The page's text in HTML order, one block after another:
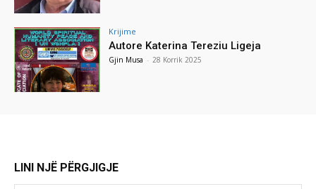
Krijime
Autore Katerina Tereziu Ligeja
Gjin Musa - 28 Korrik 2025
LINI NJË PËRGJIGJE